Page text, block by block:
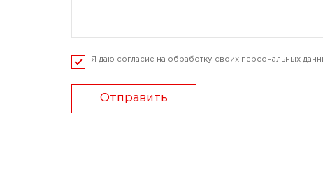
Я даю согласие на обработку своих персональных
Отправить